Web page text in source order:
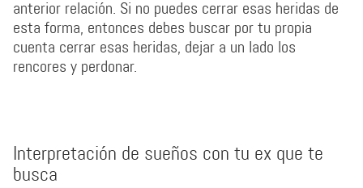
anterior relación. Si no puedes cerrar esas heridas de
esta forma, entonces debes buscar por tu propia
cuenta cerrar esas heridas, dejar a un lado los
rencores y perdonar.
Interpretación de sueños con tu ex que te
busca